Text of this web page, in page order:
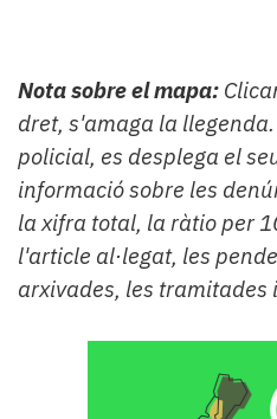
Nota sobre el mapa:
dret, s'amaga la
policial, es desplega el
informació sobre les
la xifra total, la ràtio per
l'article al·legat, les
arxivades, les tramitades